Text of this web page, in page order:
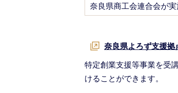
奈良県商工会連合会が
奈良県よろず支援拠
特定創業支援等事業を受
けることができます。